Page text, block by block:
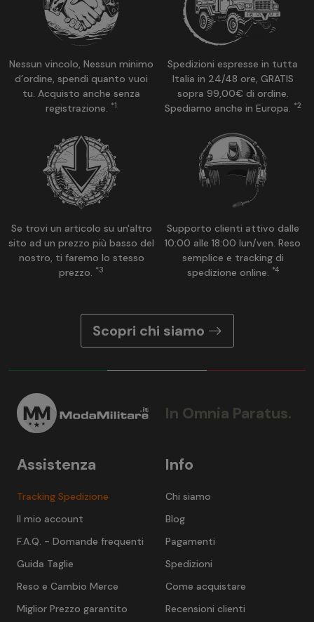
Nessun vincolo, Nessun minimo
d’ordine, spendi quanto vuoi
tu. Acquisto anche senza
registrazione. *1
Spedizioni espresse in tutta
Italia in 24/48 ore, GRATIS
sopra 99,00€ di ordine.
Spediamo anche in Europa. *2
Se trovi un articolo su un'altro
sito ad un prezzo più basso del
nostro, ti faremo lo stesso
prezzo. *3
Supporto clienti attivo dalle
10:00 alle 18:00 lun/ven. Reso
semplice e tracking di
spedizione online. *4
Scopri chi siamo
In Omnia Paratus.
Info
Chi siamo
Blog
Pagamenti
Spedizioni
Come acquistare
Recensioni clienti
Assistenza
Tracking Spedizione
Il mio account
F.A.Q. - Domande frequenti
Guida Taglie
Reso e Cambio Merce
Miglior Prezzo garantito